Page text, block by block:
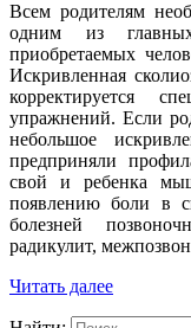
Всем родителям
одним из
приобретаемых
Искривленная
корректируется
упражнений. Если
небольшое
предприняли
свой и ребенка
появлению боли в
болезней
радикулит,
Читать далее